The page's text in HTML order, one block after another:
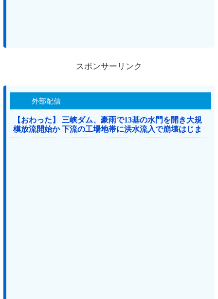
スポンサーリンク
外部配信
【おわった】 三峡ダム、豪雨で13基の水門を開き大規
模放流開始か 下流の工場地帯に洪水流入で崩壊はじま
る